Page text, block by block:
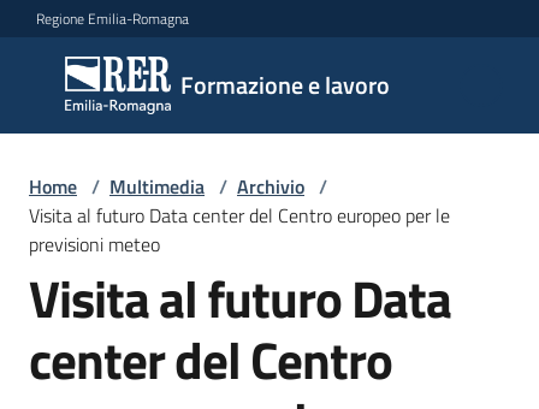
Vai al contenuto
Vai alla navigazione
Vai al footer
Regione Emilia-Romagna
Formazione e lavoro
Formazione
e lavoro
Argomenti
Novità
Home / Multimedia / Archivio /
Visita al futuro Data center del Centro europeo per le
previsioni meteo
Visita al futuro Data
center del Centro